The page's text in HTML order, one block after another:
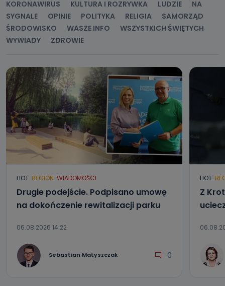
KORONAWIRUS
KULTURA I ROZRYWKA LUDZIE
NA
SYGNALE
OPINIE POLITYKA RELIGIA
SAMORZĄD
ŚRODOWISKO
WASZE INFO
WSZYSTKICH ŚWIĘTYCH
WYWIADY
ZDROWIE
HOT REGION WIADOMOŚCI
Drugie podejście. Podpisano umowę
na dokończenie rewitalizacji parku
06.08.2026 14:22
Sebastian Matyszczak 0
HOT
Z